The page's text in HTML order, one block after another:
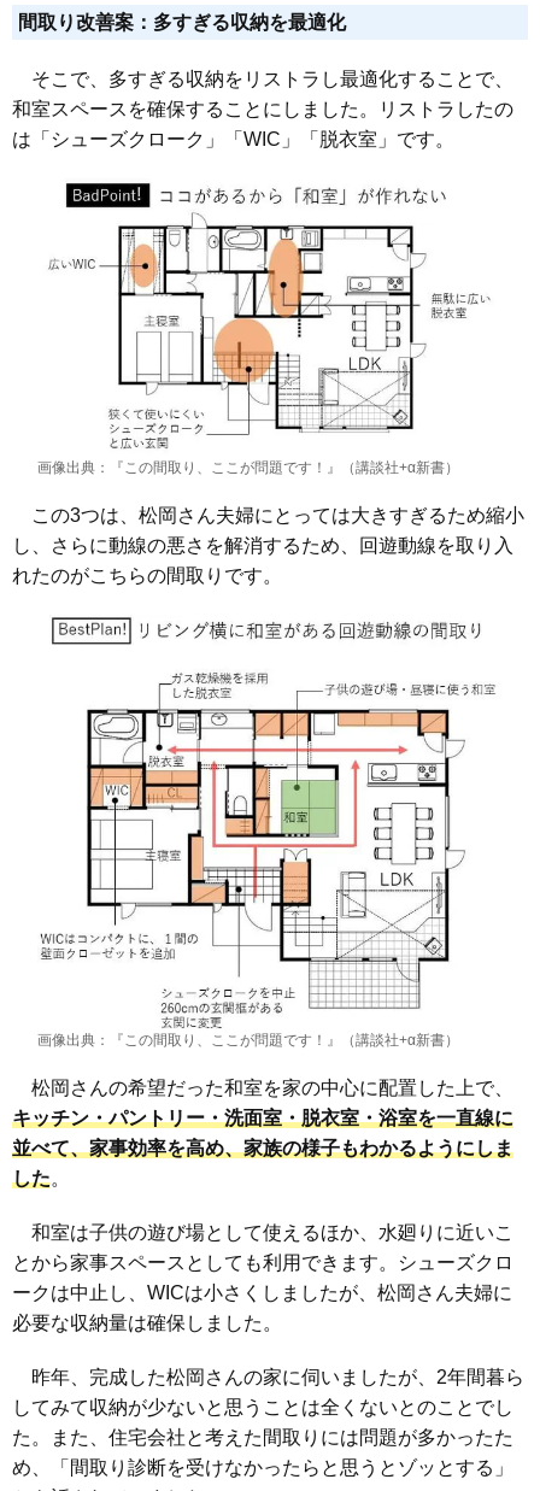
間取り改善案：多すぎる収納を最適化
そこで、多すぎる収納をリストラし最適化することで、
和室スペースを確保することにしました。リストラしたの
は「シューズクローク」「WIC」「脱衣室」です。
画像出典：『この間取り、ここが問題です！』（講談社+α新書）
この3つは、松岡さん夫婦にとっては大きすぎるため縮小
し、さらに動線の悪さを解消するため、回遊動線を取り入
れたのがこちらの間取りです。
画像出典：『この間取り、ここが問題です！』（講談社+α新書）
松岡さんの希望だった和室を家の中心に配置した上で、
キッチン・パントリー・洗面室・脱衣室・浴室を一直線に
並べて、家事効率を高め、家族の様子もわかるようにしま
した。
和室は子供の遊び場として使えるほか、水廻りに近いこ
とから家事スペースとしても利用できます。シューズクロ
ークは中止し、WICは小さくしましたが、松岡さん夫婦に
必要な収納量は確保しました。
昨年、完成した松岡さんの家に伺いましたが、2年間暮ら
してみて収納が少ないと思うことは全くないとのことでし
た。また、住宅会社と考えた間取りには問題が多かったた
め、「間取り診断を受けなかったらと思うとゾッとする」